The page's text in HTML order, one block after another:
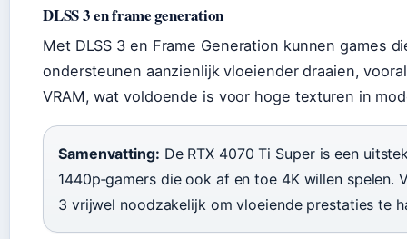
DLSS 3 en frame generation
Met DLSS 3 en Frame Generation kunnen games
ondersteunen aanzienlijk vloeiender draaien,
VRAM, wat voldoende is voor hoge texturen in
Samenvatting: De RTX 4070 Ti Super is een
1440p‑gamers die ook af en toe 4K willen spelen.
3 vrijwel noodzakelijk om vloeiende prestaties te